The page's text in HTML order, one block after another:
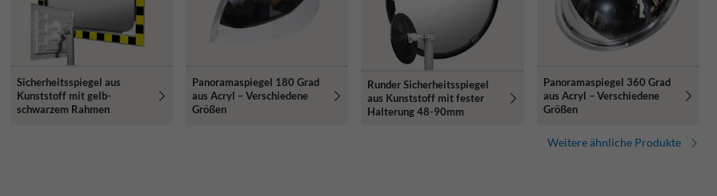
Sicherheitsspiegel aus
Kunststoff mit gelb-
schwarzem Rahmen
Panoramaspiegel 180 Grad
aus Acryl – Verschiedene
Größen
Runder Sicherheitsspiegel
aus Kunststoff mit fester
Halterung 48-90mm
Panoramaspiegel 360 Grad
aus Acryl – Verschiedene
Größen
Weitere ähnliche Produkte